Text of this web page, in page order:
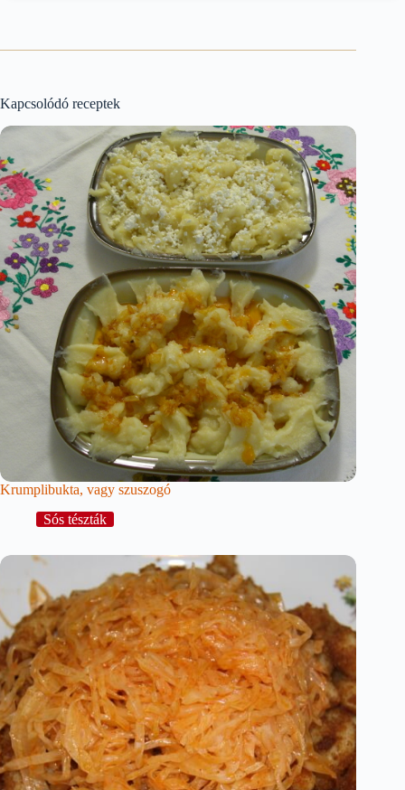
Kapcsolódó receptek
Krumplibukta, vagy szuszogó
Sós tészták